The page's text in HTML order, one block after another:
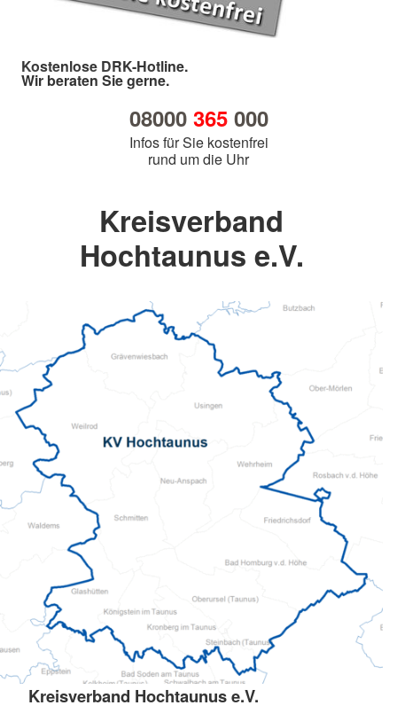
Kostenlose DRK-Hotline.
Wir beraten Sie gerne.
08000 365000
Infos für Sie kostenfrei
rund um die Uhr
Kreisverband
Hochtaunus e.V.
Kreisverband Hochtaunus e.V.